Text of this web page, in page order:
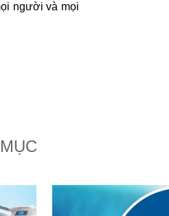
người và mọi